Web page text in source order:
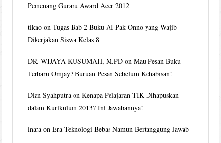
Pemenang Guraru Award Acer 2012
tikno onTugas Bab 2 Buku AI Pak Onno yang Wajib
Dikerjakan Siswa Kelas 8
DR. WIJAYA KUSUMAH, M.PD onMau Pesan Buku
Terbaru Omjay? Buruan Pesan Sebelum Kehabisan!
Dian Syahputra onKenapa Pelajaran TIK Dihapuskan
dalam Kurikulum 2013? Ini Jawabannya!
inara onEra Teknologi Bebas Namun Bertanggung Jawab